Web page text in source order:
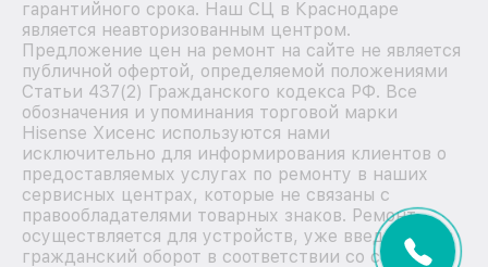
гарантийного срока. Наш СЦ в Краснодаре
является неавторизованным центром.
Предложение цен на ремонт на сайте не является
публичной офертой, определяемой положениями
Статьи 437(2) Гражданского кодекса РФ. Все
обозначения и упоминания торговой марки
Hisense Хисенс используются нами
исключительно для информирования клиентов о
предоставляемых услугах по ремонту в наших
сервисных центрах, которые не связаны с
правообладателями товарных знаков. Ремонт
осуществляется для устройств, уже введенных в
гражданский оборот в соответствии со статьей